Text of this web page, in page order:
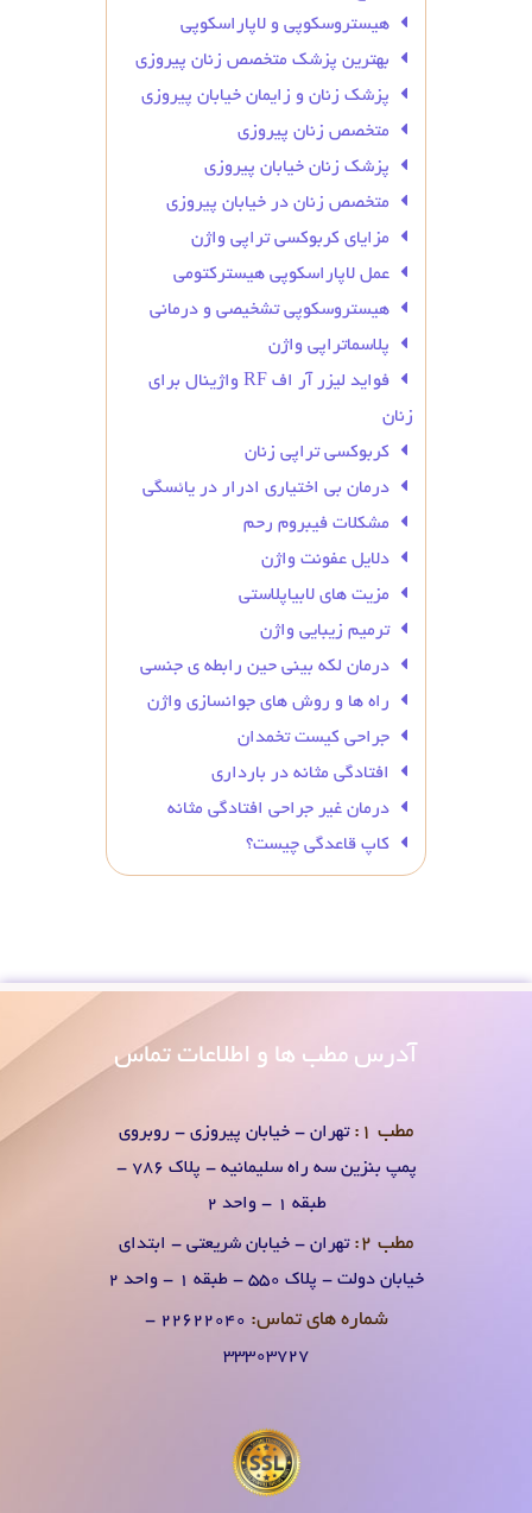
هیستروسکوپی و لاپاراسکوپی
بهترین پزشک متخصص زنان پیروزی
پزشک زنان و زایمان خیابان پیروزی
متخصص زنان پیروزی
پزشک زنان خیابان پیروزی
متخصص زنان در خیابان پیروزی
مزایای کربوکسی تراپی واژن
عمل لاپاراسکوپی هیسترکتومی
هیستروسکوپی تشخیصی و درمانی
پلاسماتراپی واژن
فواید لیزر آر اف RF واژینال برای
زنان
کربوکسی تراپی زنان
درمان بی‌ اختیاری ادرار در یائسگی
مشکلات فیبروم رحم
دلایل عفونت واژن
مزیت های لابیاپلاستی
ترمیم زیبایی واژن
درمان لکه بینی حین رابطه ی جنسی
راه ها و روش های جوانسازی واژن
جراحی کیست تخمدان
افتادگی مثانه در بارداری
درمان غیر جراحی افتادگی مثانه
کاپ قاعدگی چیست؟
آدرس مطب ها و اطلاعات تماس
مطب 1:
تهران - خیابان پیروزی - روبروی
پمپ بنزین سه راه سلیمانیه - پلاک 786 -
طبقه 1 - واحد 2
مطب 2:
تهران - خیابان شریعتی - ابتدای
خیابان دولت - پلاک 550 - طبقه 1 - واحد 2
شماره های تماس:
۲۲۶۲۲۰۴0 -
۳۳۳۰۳۷۲۷